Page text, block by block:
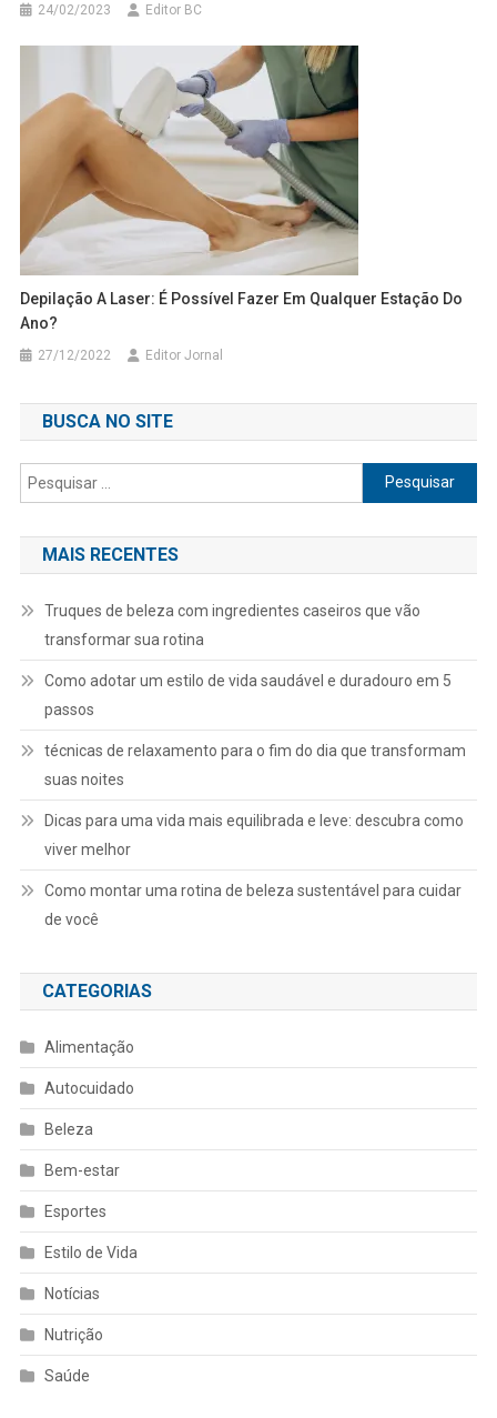
24/02/2023 Editor BC
Depilação A Laser: É Possível Fazer Em Qualquer Estação Do
Ano?
27/12/2022 Editor Jornal
BUSCA NO SITE
Pesquisar
por:
MAIS RECENTES
Truques de beleza com ingredientes caseiros que vão
transformar sua rotina
Como adotar um estilo de vida saudável e duradouro em 5
passos
técnicas de relaxamento para o fim do dia que transformam
suas noites
Dicas para uma vida mais equilibrada e leve: descubra como
viver melhor
Como montar uma rotina de beleza sustentável para cuidar
de você
CATEGORIAS
Alimentação
Autocuidado
Beleza
Bem-estar
Esportes
Estilo de Vida
Notícias
Nutrição
Saúde